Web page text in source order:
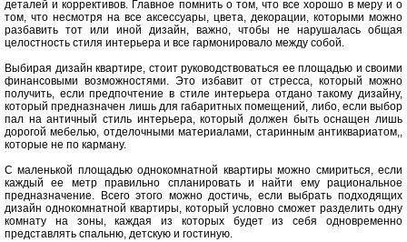
деталей и коррективов. Главное помнить о том, что все хорошо в меру и о
том, что несмотря на все аксессуары, цвета, декорации, которыми можно
разбавить тот или иной дизайн, важно, чтобы не нарушалась общая
целостность стиля интерьера и все гармонировало между собой.
Выбирая дизайн квартире, стоит руководствоваться ее площадью и своими
финансовыми возможностями. Это избавит от стресса, который можно
получить, если предпочтение в стиле интерьера отдано такому дизайну,
который предназначен лишь для габаритных помещений, либо, если выбор
пал на античный стиль интерьера, который должен быть оснащен лишь
дорогой мебелью, отделочными материалами, старинным антиквариатом,,
которые не по карману.
С маленькой площадью однокомнатной квартиры можно смириться, если
каждый ее метр правильно спланировать и найти ему рациональное
предназначение. Всего этого можно достичь, если выбрать подходящих
дизайн однокомнатной квартиры, который условно сможет разделить одну
комнату на зоны, каждая из которых будет из себя одновременно
представлять спальню, детскую и гостиную.